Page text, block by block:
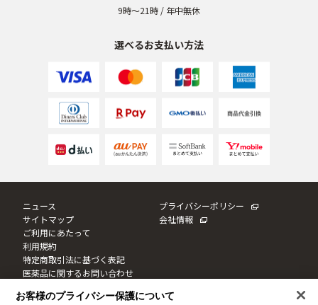
9時〜21時 / 年中無休
選べるお支払い方法
ニュース
サイトマップ
ご利用にあたって
利用規約
特定商取引法に基づく表記
医薬品に関するお問い合わせ
プライバシーポリシー
会社情報
お客様のプライバシー保護について